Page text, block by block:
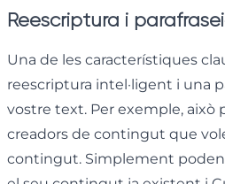
Reescriptura i
Una de les característiques
reescriptura intel·ligent i una
vostre text. Per exemple, això
creadors de contingut que
contingut. Simplement